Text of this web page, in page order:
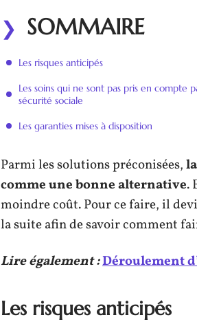
SOMMAIRE
Les risques anticipés
Les soins qui ne sont pas pris en compte
sécurité sociale
Les garanties mises à disposition
Parmi les solutions préconisées,
comme une bonne alternative.
moindre coût. Pour ce faire, il
la suite afin de savoir comment
Lire également :Déroulement
Les risques anticipés